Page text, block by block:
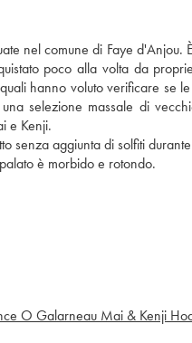
nel comune di Faye
poco alla volta da
hanno voluto verificare se
selezione massale di
e Kenji.
senza aggiunta di solfiti
è morbido e rotondo.
O Galarneau Mai & Kenji